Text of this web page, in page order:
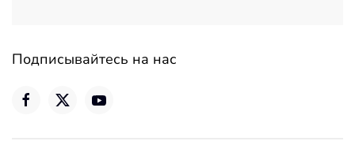
Подписывайтесь на нас